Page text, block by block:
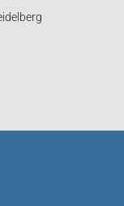
Bochum, in: